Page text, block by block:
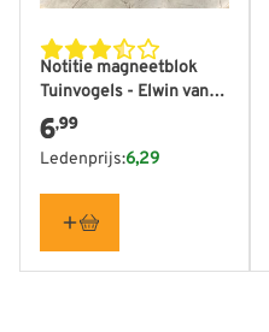
Notitie magneetblok
Tuinvogels - Elwin van
der Kolk
6,99
Ledenprijs:6,29